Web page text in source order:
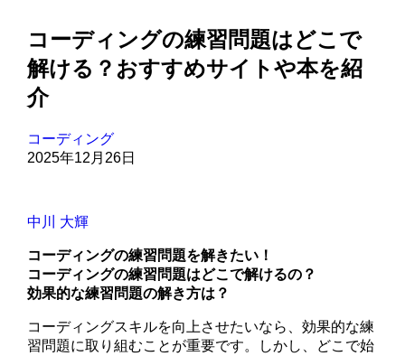
コーディングの練習問題はどこで
解ける？おすすめサイトや本を紹
介
コーディング
2025年12月26日
中川 大輝
コーディングの練習問題を解きたい！
コーディングの練習問題はどこで解けるの？
効果的な練習問題の解き方は？
コーディングスキルを向上させたいなら、効果的な練
習問題に取り組むことが重要です。しかし、どこで始